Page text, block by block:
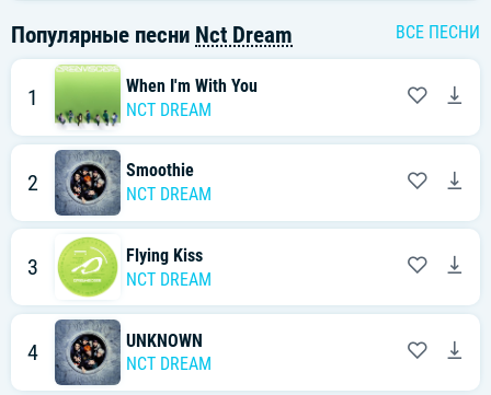
꿈꿔왔었던 그땔
다시 돌아가 볼래 너와
[Chorus: All, Chenle, Haechan, Jisung]
I've been goin' off the wall
Off the wall
따스한 햇살 fresh한 you and I
태양 빛은 disco ball
Disco ball
너와 춤추던 old school, funky vibe
눈 맞춘 순간
[Post-Chorus: All]
Ooh, ah
그저 들려오는 리듬에 널 맡겨 off the wall
아무 걱정 없이 우리 함께 즐겨 off the wall
뛰어 all day jumping
Everybody going off the wall
Популярные песни Nct Dream ВСЕ ПЕСНИ
1
When I'm With You
NCT DREAM
2
Smoothie
NCT DREAM
3
Flying Kiss
NCT DREAM
4
UNKNOWN
NCT DREAM